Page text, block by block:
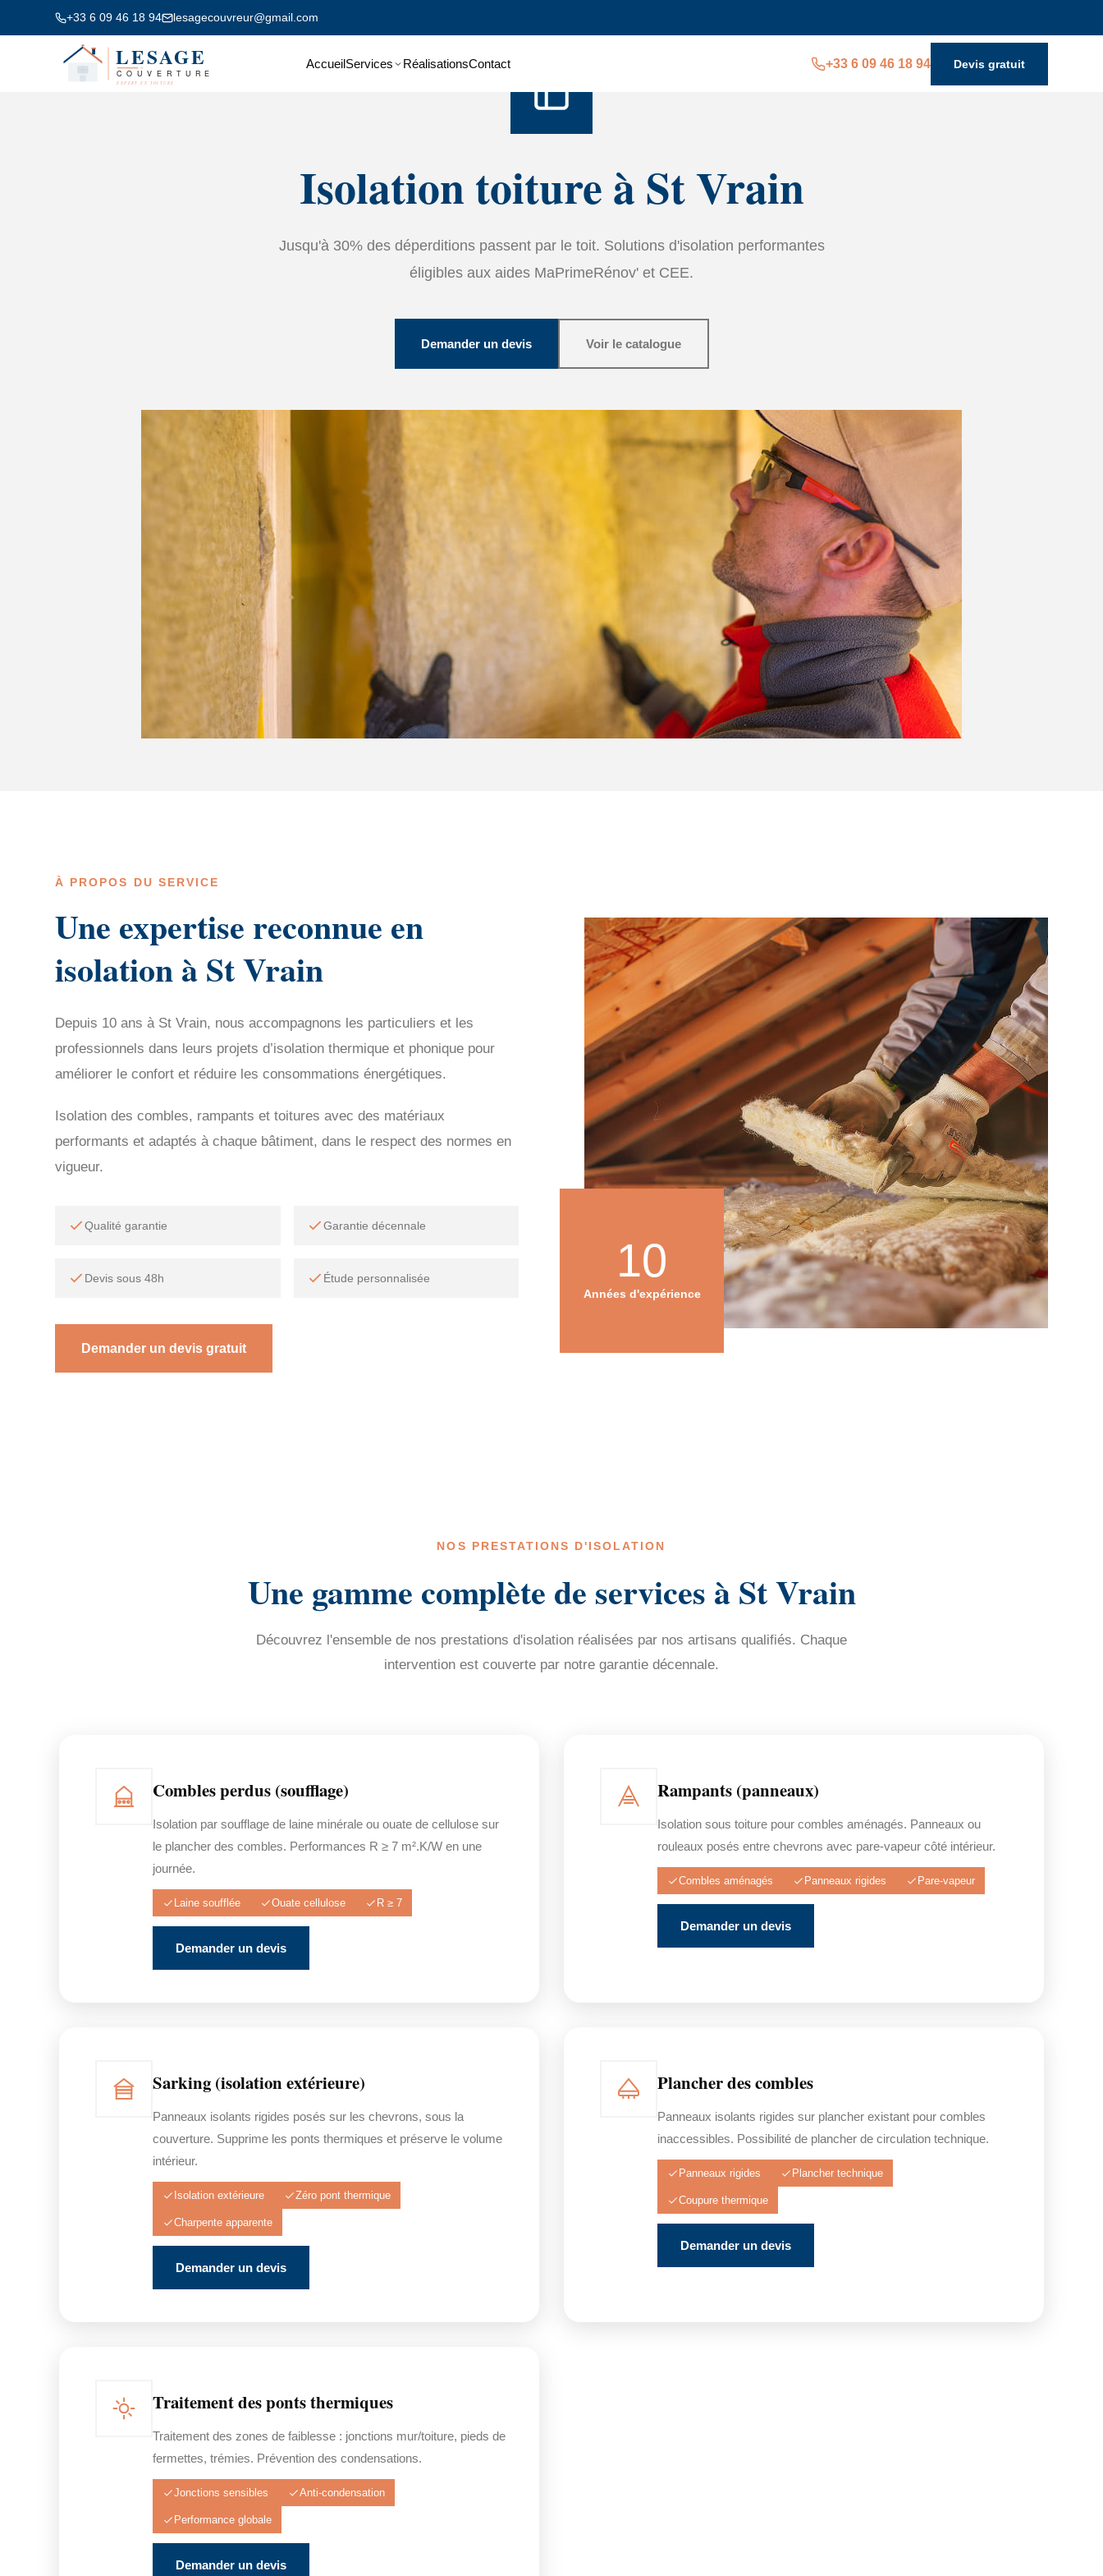
+33 6 09 46 18 94 lesagecouvreur@gmail.com
AccueilServices RéalisationsContact +33 6 09 46 18 94 Devis gratuit
Isolation toiture à St Vrain
Jusqu'à 30% des déperditions passent par le toit. Solutions d'isolation performantes
éligibles aux aides MaPrimeRénov' et CEE.
Demander un devis Voir le catalogue
À PROPOS DU SERVICE
Une expertise reconnue en
isolation à St Vrain
Depuis 10 ans à St Vrain, nous accompagnons les particuliers et les
professionnels dans leurs projets d’isolation thermique et phonique pour
améliorer le confort et réduire les consommations énergétiques.
Isolation des combles, rampants et toitures avec des matériaux
performants et adaptés à chaque bâtiment, dans le respect des normes en
vigueur.
Qualité garantie Garantie décennale
Devis sous 48h Étude personnalisée
Demander un devis gratuit
10
Années d'expérience
NOS PRESTATIONS D'ISOLATION
Une gamme complète de services à St Vrain
Découvrez l'ensemble de nos prestations d'isolation réalisées par nos artisans qualifiés. Chaque
intervention est couverte par notre garantie décennale.
Combles perdus (soufflage)
Isolation par soufflage de laine minérale ou ouate de cellulose sur
le plancher des combles. Performances R ≥ 7 m².K/W en une
journée.
Laine soufflée Ouate cellulose R ≥ 7
Demander un devis
Rampants (panneaux)
Isolation sous toiture pour combles aménagés. Panneaux ou
rouleaux posés entre chevrons avec pare-vapeur côté intérieur.
Combles aménagés Panneaux rigides Pare-vapeur
Demander un devis
Sarking (isolation extérieure)
Panneaux isolants rigides posés sur les chevrons, sous la
couverture. Supprime les ponts thermiques et préserve le volume
intérieur.
Isolation extérieure Zéro pont thermique
Charpente apparente
Demander un devis
Plancher des combles
Panneaux isolants rigides sur plancher existant pour combles
inaccessibles. Possibilité de plancher de circulation technique.
Panneaux rigides Plancher technique
Coupure thermique
Demander un devis
Traitement des ponts thermiques
Traitement des zones de faiblesse : jonctions mur/toiture, pieds de
fermettes, trémies. Prévention des condensations.
Jonctions sensibles Anti-condensation
Performance globale
Demander un devis